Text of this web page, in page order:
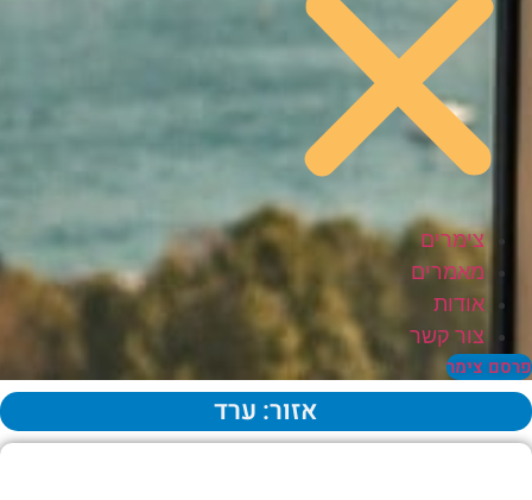
צימרים
מאמרים
אודות
צור קשר
צימר
אזור: ערד